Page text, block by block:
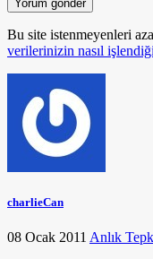
Bu site istenmeyenleri
verilerinizin nasıl
charlieCan
08 Ocak 2011 Anlık